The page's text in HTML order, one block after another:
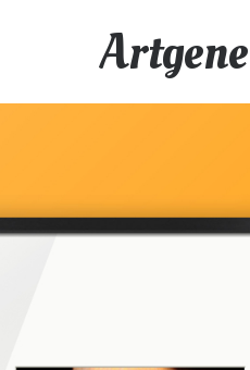
Artgene